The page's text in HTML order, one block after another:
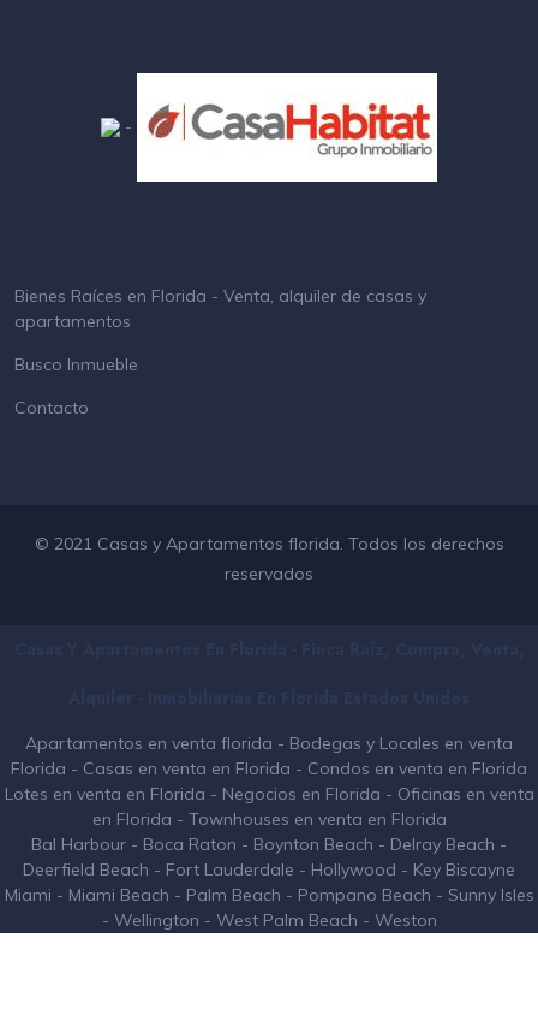
-
Bienes Raíces en Florida - Venta, alquiler de casas y
apartamentos
Busco Inmueble
Contacto
© 2021 Casas y Apartamentos florida. Todos los derechos
reservados
Apartamentos en venta florida - Bodegas y Locales en venta
Florida - Casas en venta en Florida - Condos en venta en Florida
Lotes en venta en Florida - Negocios en Florida - Oficinas en venta
en Florida - Townhouses en venta en Florida
Bal Harbour - Boca Raton - Boynton Beach - Delray Beach -
Deerfield Beach - Fort Lauderdale - Hollywood - Key Biscayne
Miami - Miami Beach - Palm Beach - Pompano Beach - Sunny Isles
- Wellington - West Palm Beach - Weston